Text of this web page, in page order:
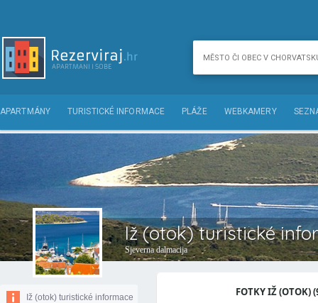
APARTMÁNY TURISTICKÉ INFORMACE PLÁŽE WEBKAMERY
Iž (otok) turistické
Sjeverna dalmacija
Iž (otok) turistické informace FOTKY IŽ (OTOK)